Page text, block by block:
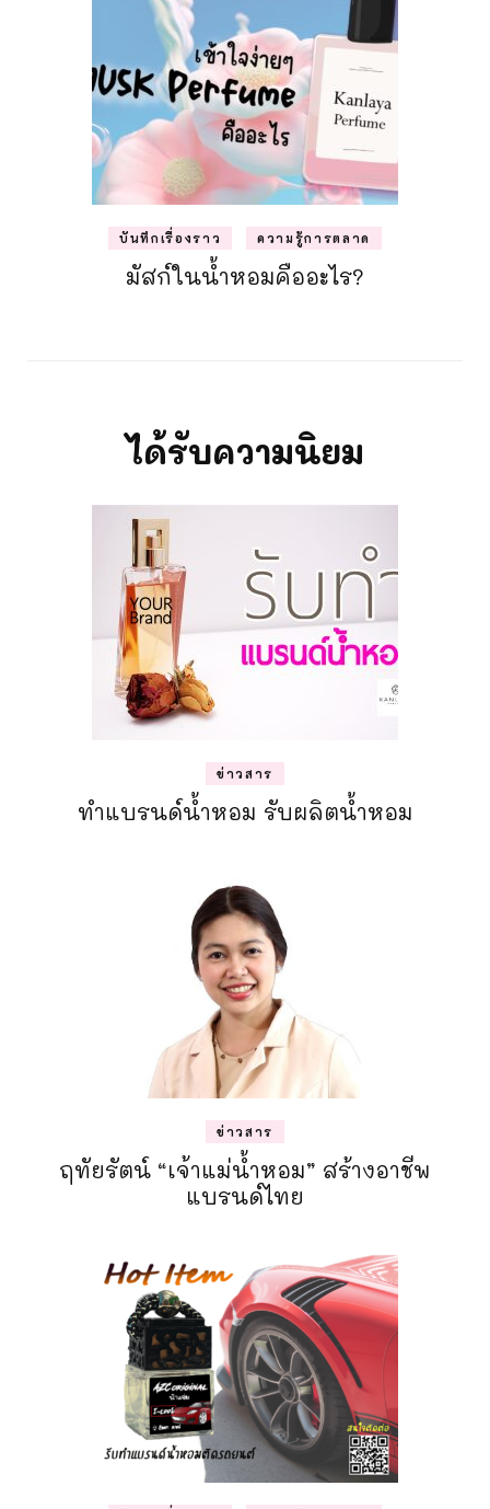
บันทึกเรื่องราว ความรู้การตลาด
มัสก์ในน้ำหอมคืออะไร?
ได้รับความนิยม
ข่าวสาร
ทำแบรนด์น้ำหอม รับผลิตน้ำหอม
ข่าวสาร
ฤทัยรัตน์ “เจ้าแม่น้ำหอม” สร้างอาชีพ
แบรนด์ไทย